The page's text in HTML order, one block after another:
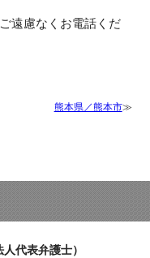
遠慮なくお電話くだ
熊本県／熊本市
代表弁護士）